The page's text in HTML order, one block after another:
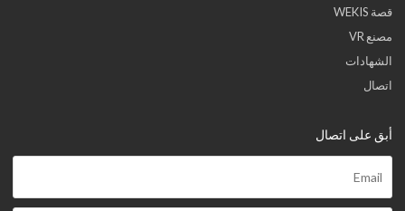
قصة WEKIS
مصنع VR
الشهادات
اتصال
أبق على اتصال